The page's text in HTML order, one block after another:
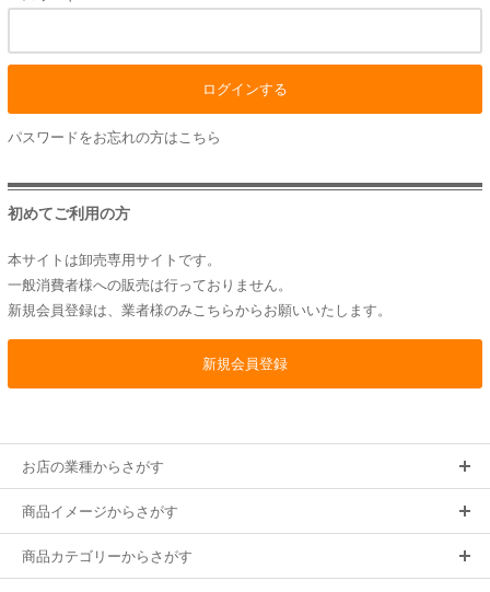
パスワードをお忘れの方はこちら
初めてご利用の方
本サイトは卸売専用サイトです。
一般消費者様への販売は行っておりません。
新規会員登録は、業者様のみこちらからお願いいたします。
お店の業種からさがす
商品イメージからさがす
商品カテゴリーからさがす